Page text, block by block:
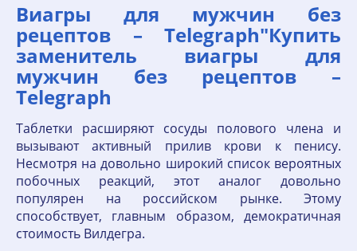
Виагры для мужчин без
рецептов – Telegraph"Купить
заменитель виагры для
мужчин без рецептов –
Telegraph
Таблетки расширяют сосуды полового члена и
вызывают активный прилив крови к пенису.
Несмотря на довольно широкий список вероятных
побочных реакций, этот аналог довольно
популярен на российском рынке. Этому
способствует, главным образом, демократичная
стоимость Вилдегра.